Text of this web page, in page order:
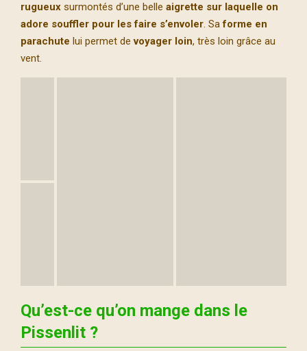
rugueux surmontés d’une belle aigrette sur laquelle on
adore souffler pour les faire s’envoler. Saforme en
parachute lui permet devoyager loin, très loin grâce au
vent.
Qu’est-ce qu’on mange dans le
Pissenlit ?